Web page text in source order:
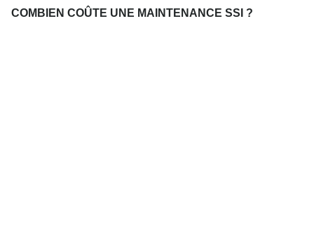
COMBIEN COÛTE UNE MAINTENANCE SSI ?